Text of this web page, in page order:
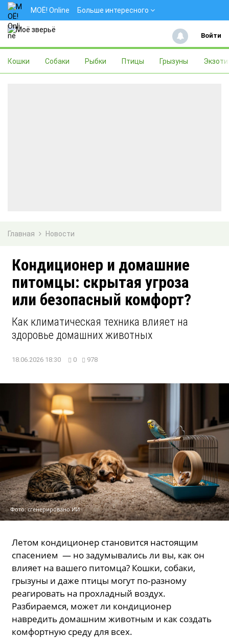
МОЁ! Online Больше интересного
Войти
Кошки Собаки Рыбки Птицы Грызуны
Главная Новости
Кондиционер и домашние
питомцы: скрытая угроза
или безопасный комфорт?
Как климатическая техника влияет на
здоровье домашних животных
18.06.2026 18:30 0 978
Фото: сгенерировано ИИ
Летом кондиционер становится настоящим
спасением — но задумывались ли вы, как он
влияет на вашего питомца? Кошки, собаки,
грызуны и даже птицы могут по‑разному
реагировать на прохладный воздух.
Разбираемся, может ли кондиционер
навредить домашним животным и как создать
комфортную среду для всех.